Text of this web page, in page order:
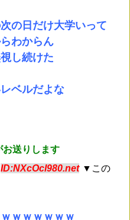
の日だけ大学いって
わからん
し続けた
ベルだよな
送りします
ID:NXcOcl980.net ▼この
ｗｗｗｗｗｗ